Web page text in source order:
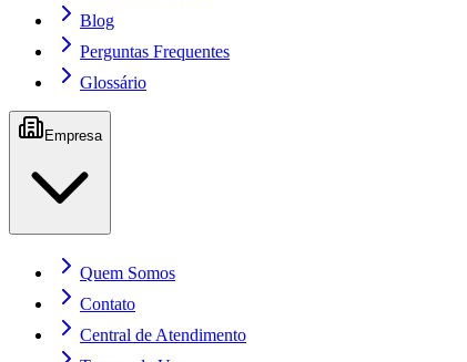
Blog
Perguntas Frequentes
Glossário
Empresa
Quem Somos
Contato
Central de Atendimento